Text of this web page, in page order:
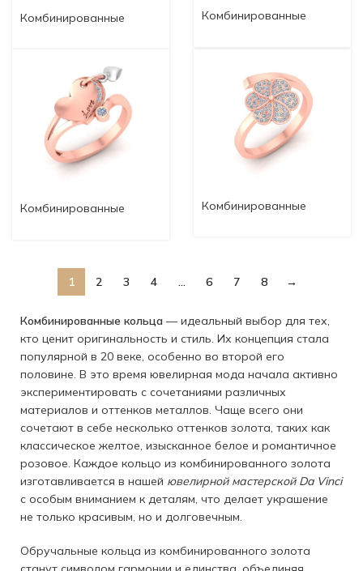
Комбинированные
Комбинированные
Комбинированные
Комбинированные
1 2 3 4 … 6 7 8 →
Комбинированные кольца — идеальный выбор для тех,
кто ценит оригинальность и стиль. Их концепция стала
популярной в 20 веке, особенно во второй его
половине. В это время ювелирная мода начала активно
экспериментировать с сочетаниями различных
материалов и оттенков металлов. Чаще всего они
сочетают в себе несколько оттенков золота, таких как
классическое желтое, изысканное белое и романтичное
розовое. Каждое кольцо из комбинированного золота
изготавливается в нашей ювелирной мастерской Da Vinci
с особым вниманием к деталям, что делает украшение
не только красивым, но и долговечным.
Обручальные кольца из комбинированного золота